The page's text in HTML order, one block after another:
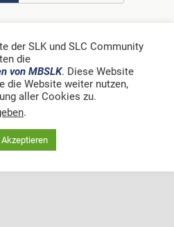
der SLK und SLC Community
die
von MBSLK. Diese Website
die Website weiter nutzen,
aller Cookies zu.
.
Akzeptieren